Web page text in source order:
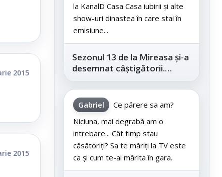
2015
2015
la KanalD Casa Casa iubirii și alte
show-uri dinastea în care stai în
emisiune...
Sezonul 13 de la Mireasa și-a
desemnat câștigătorii.
Telespectatorii au decis care
este...
Gabriel
Ce părere sa am?
Niciuna, mai degrabă am o
intrebare... Cât timp stau
căsătoriți? Sa te măriți la TV este
ca și cum te-ai mărita în gara.